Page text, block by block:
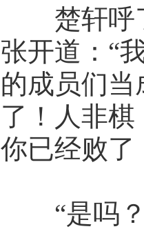
楚轩呼了
张开道：“
的成员们
了！人非
你已经败了
“是吗？